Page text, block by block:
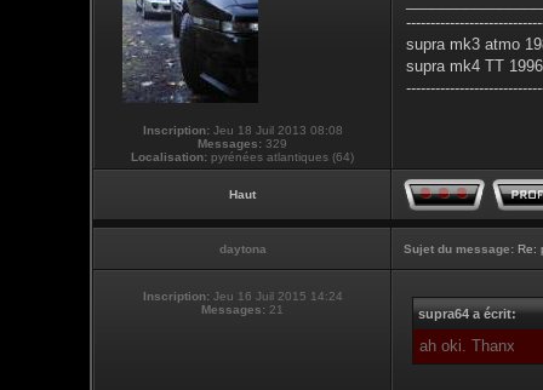
Inscription:Jeu 18 Juil 2013 08:08
Messages: 329
Localisation: pyrénées atlantiques (64)
supra mk3 atmo
supra mk4 TT
Haut
daytona Sujet du message: Re:
Inscription: Jeu 16 Juil 2015 14:24
Messages: 21 supra64 a écrit:
ah oki. Thanx